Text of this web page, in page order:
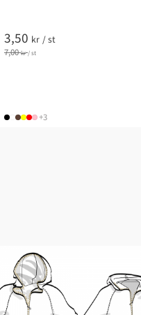
3,50 kr /st
7,00 kr /st
+3